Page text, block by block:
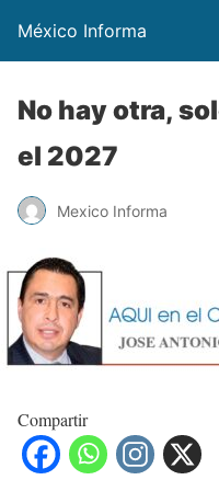
México Informa
No hay otra,
el 2027
Mexico Informa
Compartir